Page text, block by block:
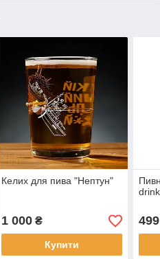
Келих для пива "Нептун"
1 000₴
Купити
499